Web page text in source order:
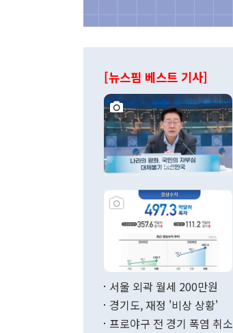
[뉴스핌 베스트 기사]
서울 외곽 월세 200만원
경기도, 재정 '비상 상황'
프로야구 전 경기 폭염 취소